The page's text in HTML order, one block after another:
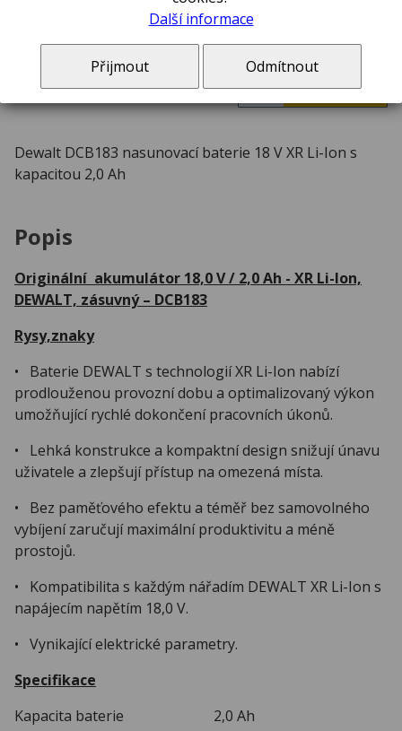
ks
Dewalt DCB183 nasunovací baterie 18 V XR Li-Ion s
kapacitou 2,0 Ah
Popis
Originální akumulátor 18,0 V / 2,0 Ah - XR Li-Ion,
DEWALT, zásuvný – DCB183
Rysy,znaky
• Baterie DEWALT s technologií XR Li-Ion nabízí
prodlouženou provozní dobu a optimalizovaný výkon
umožňující rychlé dokončení pracovních úkonů.
• Lehká konstrukce a kompaktní design snižují únavu
uživatele a zlepšují přístup na omezená místa.
• Bez paměťového efektu a téměř bez samovolného
vybíjení zaručují maximální produktivitu a méně
prostojů.
• Kompatibilita s každým nářadím DEWALT XR Li-Ion s
napájecím napětím 18,0 V.
• Vynikající elektrické parametry.
Specifikace
Kapacita baterie 2,0 Ah
Další informace
Přijmout Odmítnout